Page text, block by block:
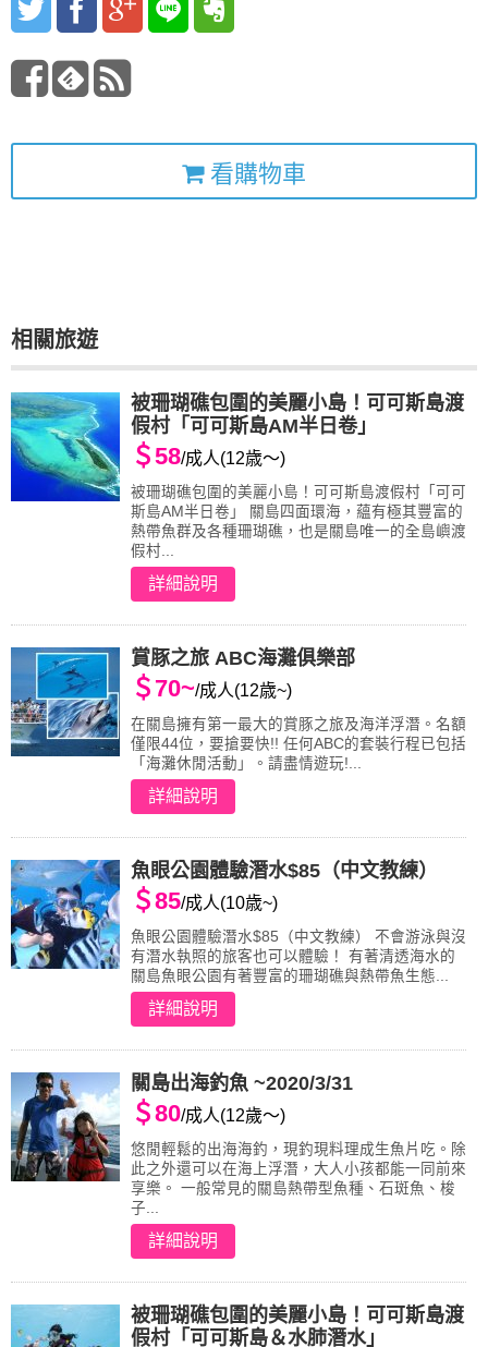
看購物車
相關旅遊
被珊瑚礁包圍的美麗小島！可可斯島渡
假村「可可斯島AM半日卷」
＄58/成人(12歳～)
被珊瑚礁包圍的美麗小島！可可斯島渡假村「可可
斯島AM半日卷」 關島四面環海，蘊有極其豐富的
熱帶魚群及各種珊瑚礁，也是關島唯一的全島嶼渡
假村...
詳細說明
賞豚之旅 ABC海灘俱樂部
＄70~/成人(12歳~)
在關島擁有第一最大的賞豚之旅及海洋浮潛。名額
僅限44位，要搶要快!! 任何ABC的套裝行程已包括
「海灘休閒活動」。請盡情遊玩!...
詳細說明
魚眼公園體驗潛水$85（中文教練）
＄85/成人(10歳~)
魚眼公園體驗潛水$85（中文教練） 不會游泳與沒
有潛水執照的旅客也可以體驗！ 有著清透海水的
關島魚眼公園有著豐富的珊瑚礁與熱帶魚生態...
詳細說明
關島出海釣魚 ~2020/3/31
＄80/成人(12歲～)
悠閒輕鬆的出海海釣，現釣現料理成生魚片吃。除
此之外還可以在海上浮潛，大人小孩都能一同前來
享樂。 一般常見的關島熱帶型魚種、石斑魚、梭
子...
詳細說明
被珊瑚礁包圍的美麗小島！可可斯島渡
假村「可可斯島＆水肺潛水」